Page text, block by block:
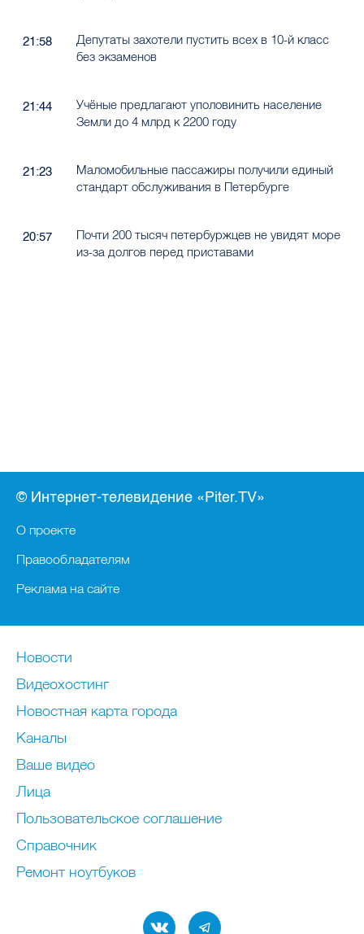
21:58
Депутаты захотели пустить всех в 10-й класс
без экзаменов
21:44
Учёные предлагают уполовинить население
Земли до 4 млрд к 2200 году
21:23
Маломобильные пассажиры получили единый
стандарт обслуживания в Петербурге
20:57
Почти 200 тысяч петербуржцев не увидят море
из-за долгов перед приставами
© Интернет-телевидение «Piter.TV»
О проекте
Правообладателям
Реклама на сайте
Новости
Видеохостинг
Новостная карта города
Каналы
Ваше видео
Лица
Пользовательское соглашение
Справочник
Ремонт нoутбуков